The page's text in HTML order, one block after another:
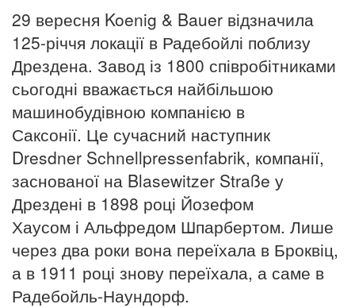
29 вересня Koenig & Bauer відзначила
125-річчя локації в Радебойлі поблизу
Дрездена. Завод із 1800 співробітниками
сьогодні вважається найбільшою
машинобудівною компанією в
Саксонії. Це сучасний наступник
Dresdner Schnellpressenfabrik, компанії,
заснованої на Blasewitzer Straße у
Дрездені в 1898 році Йозефом
Хаусом і Альфредом Шпарбертом. Лише
через два роки вона переїхала в Броквіц,
а в 1911 році знову переїхала, а саме в
Радебойль-Наундорф.